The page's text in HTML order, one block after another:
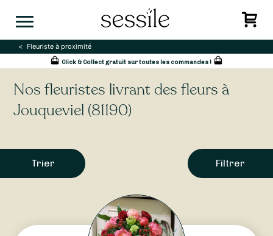
Fleuriste à proximité
Click & Collect gratuit sur toutes les commandes !
Nos fleuristes livrant des fleurs à
Jouqueviel (81190)
Trier Filtrer